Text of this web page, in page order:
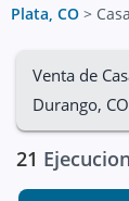
Plata, CO >
Venta de
Durango, CO
21